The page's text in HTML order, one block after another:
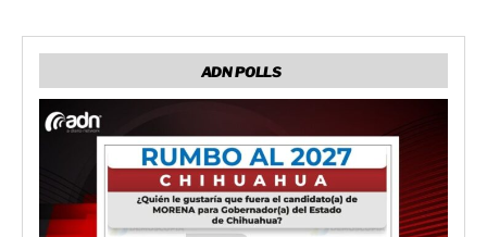
ADN POLLS